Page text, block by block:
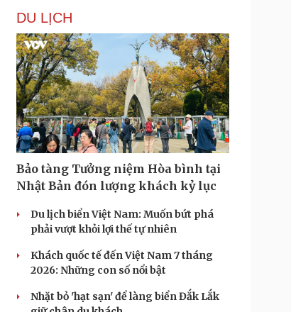
DU LỊCH
Bảo tàng Tưởng niệm Hòa bình tại
Nhật Bản đón lượng khách kỷ lục
Du lịch biển Việt Nam: Muốn bứt phá
phải vượt khỏi lợi thế tự nhiên
Khách quốc tế đến Việt Nam 7 tháng
2026: Những con số nổi bật
Nhặt bỏ 'hạt sạn' để làng biển Đắk Lắk